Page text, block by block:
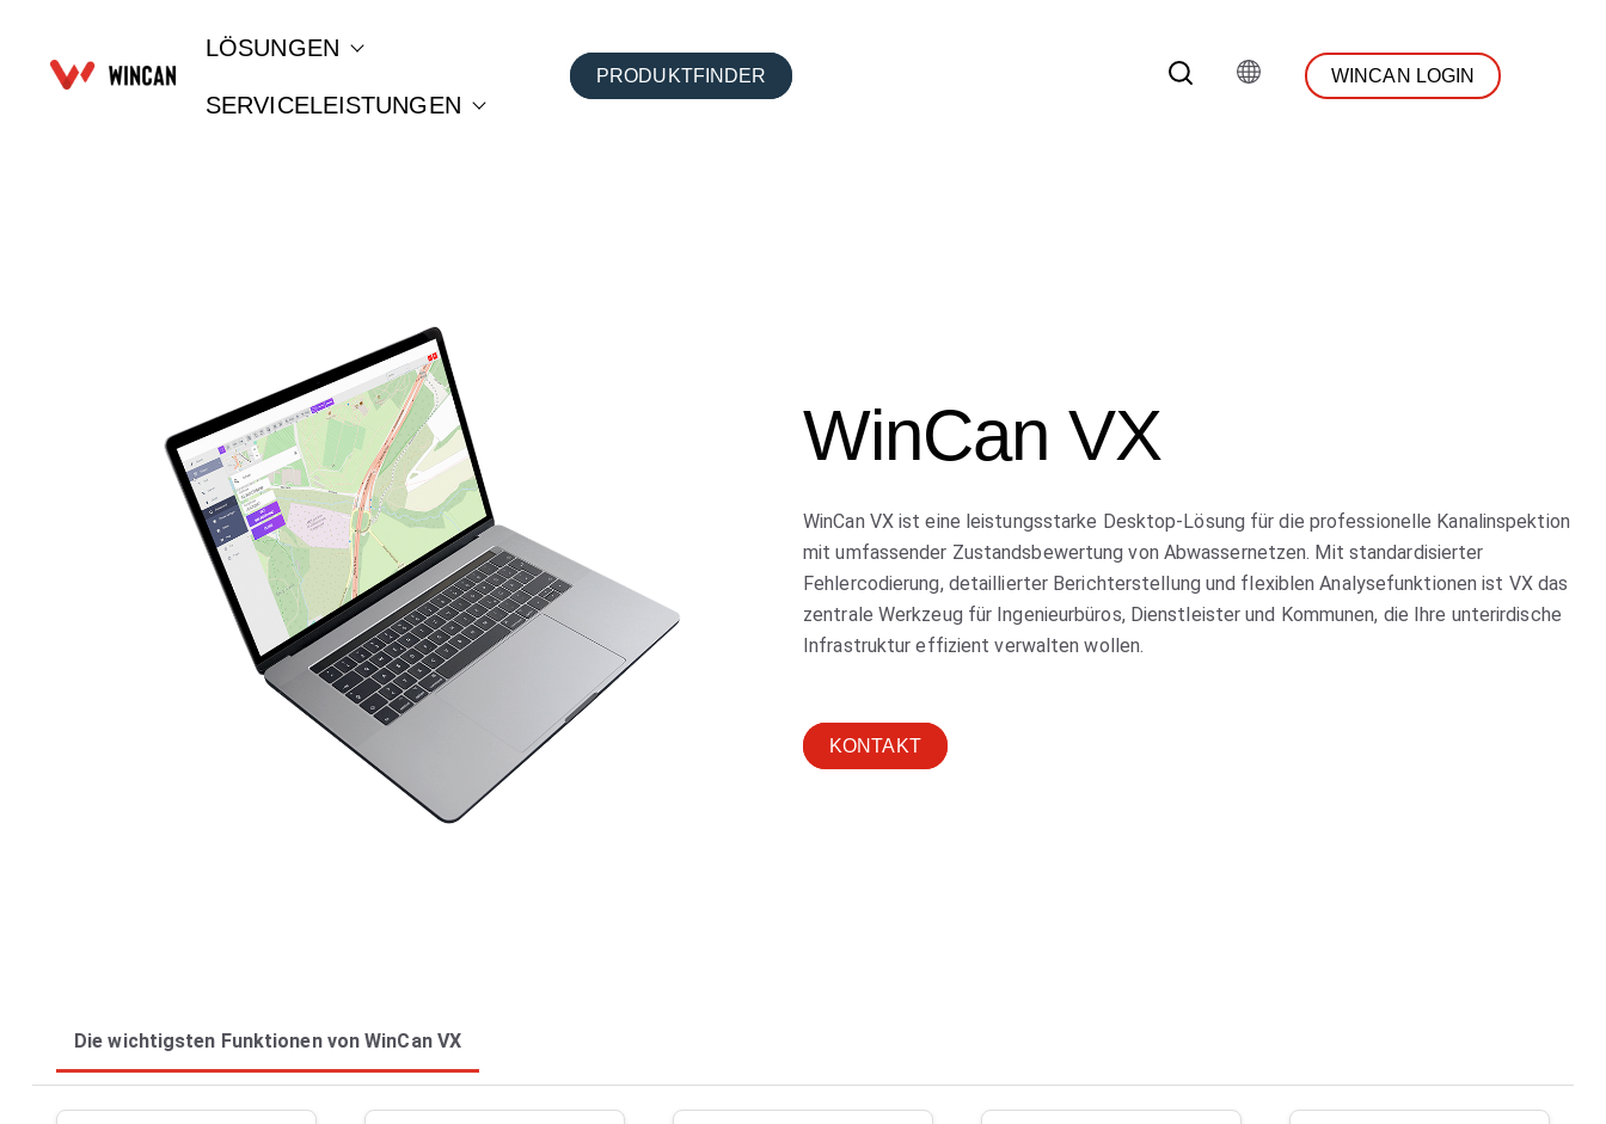
LÖSUNGEN Show submenu for LÖSUNGEN
SERVICELEISTUNGEN Show submenu for SERVICELEISTUNGEN
PRODUKTFINDER WINCAN LOGIN
WinCan VX
WinCan VX ist eine leistungsstarke Desktop-Lösung für die professionelle Kanalinspektion
mit umfassender Zustandsbewertung von Abwassernetzen. Mit standardisierter
Fehlercodierung, detaillierter Berichterstellung und flexiblen Analysefunktionen ist VX das
zentrale Werkzeug für Ingenieurbüros, Dienstleister und Kommunen, die Ihre unterirdische
Infrastruktur effizient verwalten wollen.
KONTAKT
Die wichtigsten Funktionen von WinCan VX